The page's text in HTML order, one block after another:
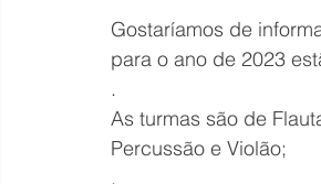
Gostaríamos de
para o ano de 2023
.
As turmas são de
Percussão e Violão;
.